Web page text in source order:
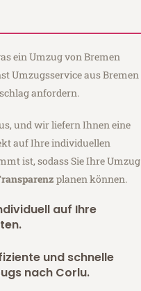
ein Umzug von Bremen
Umzugsservice aus Bremen
anfordern.
und wir liefern Ihnen eine
auf Ihre individuellen
ist, sodass Sie Ihre Umzug
planen können.
auf Ihre
und schnelle
nach Corlu.